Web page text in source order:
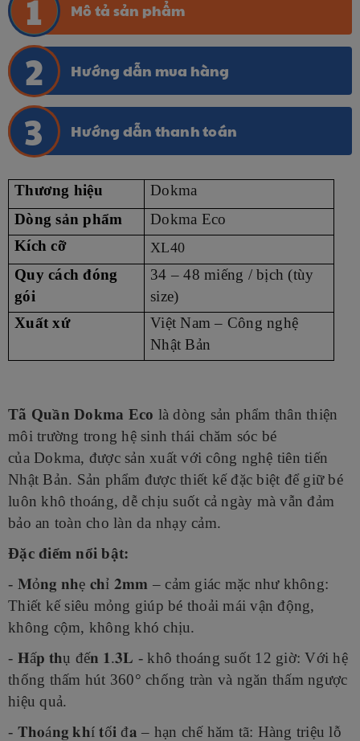
Mô tả sản phẩm
Hướng dẫn mua hàng
Hướng dẫn thanh toán
Thương hiệu
Dokma
Dòng sản phẩm
Dokma Eco
Kích cỡ
XL40
Quy cách đóng
gói
34 – 48 miếng / bịch (tùy
size)
Xuất xứ
Việt Nam – Công nghệ
Nhật Bản
Tã Quần Dokma Eco là dòng sản phẩm thân thiện
môi trường trong hệ sinh thái chăm sóc bé
của Dokma, được sản xuất với công nghệ tiên tiến
Nhật Bản. Sản phẩm được thiết kế đặc biệt để giữ bé
luôn khô thoáng, dễ chịu suốt cả ngày mà vẫn đảm
bảo an toàn cho làn da nhạy cảm.
Đặc điểm nổi bật:
- 𝐌ỏ𝐧𝐠 𝐧𝐡ẹ 𝐜𝐡ỉ 𝟐𝐦𝐦 – cảm giác mặc như không:
Thiết kế siêu mỏng giúp bé thoải mái vận động,
không cộm, không khó chịu.
- 𝐇ấ𝐩 𝐭𝐡ụ đế𝐧 𝟏.𝟑𝐋 - khô thoáng suốt 12 giờ: Với hệ
thống thấm hút 360° chống tràn và ngăn thấm ngược
hiệu quả.
- 𝐓𝐡𝐨á𝐧𝐠 𝐤𝐡í𝐭ố𝐢 đ𝐚 – hạn chế hăm tã: Hàng triệu lỗ